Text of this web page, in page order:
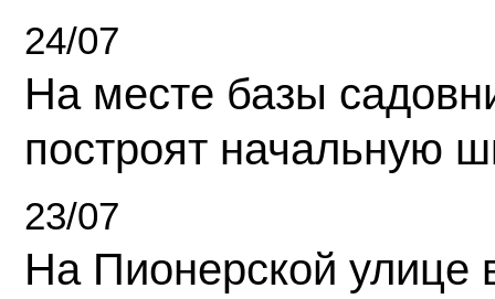
24/07
На месте базы
построят начальную
23/07
На Пионерской улице